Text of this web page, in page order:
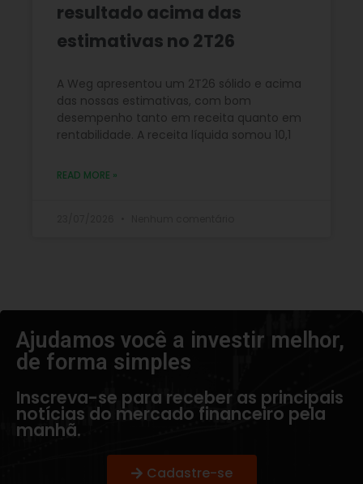
resultado acima das
estimativas no 2T26
A Weg apresentou um 2T26 sólido e acima
das nossas estimativas, com bom
desempenho tanto em receita quanto em
rentabilidade. A receita líquida somou 10,1
READ MORE »
Ajudamos você a investir melhor,
de forma simples​
Inscreva-se para receber as principais
notícias do mercado financeiro pela
manhã.
Cadastre-se